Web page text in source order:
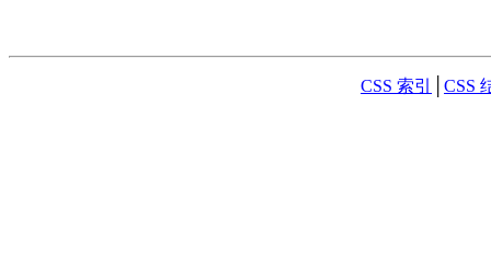
CSS 索引 CSS